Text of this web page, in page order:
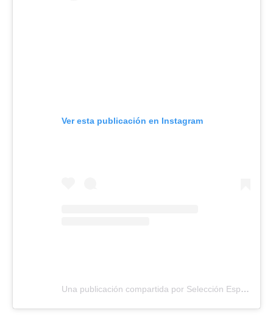
Ver esta publicación en Instagram
Una publicación compartida por Selección Española Masculina de Fútbol (@sefutbol)